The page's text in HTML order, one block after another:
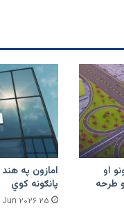
او
طرحه
پانګونه کوي
۲۵ Jun ۲۰۲۶